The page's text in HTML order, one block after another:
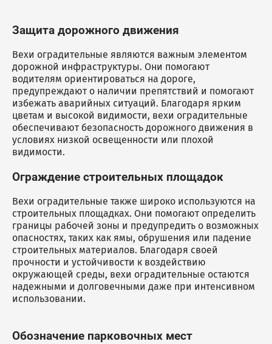
Защита дорожного движения
Вехи оградительные являются важным элементом
дорожной инфраструктуры. Они помогают
водителям ориентироваться на дороге,
предупреждают о наличии препятствий и помогают
избежать аварийных ситуаций. Благодаря ярким
цветам и высокой видимости, вехи оградительные
обеспечивают безопасность дорожного движения в
условиях низкой освещенности или плохой
видимости.
Ограждение строительных площадок
Вехи оградительные также широко используются на
строительных площадках. Они помогают определить
границы рабочей зоны и предупредить о возможных
опасностях, таких как ямы, обрушения или падение
строительных материалов. Благодаря своей
прочности и устойчивости к воздействию
окружающей среды, вехи оградительные остаются
надежными и долговечными даже при интенсивном
использовании.
Обозначение парковочных мест